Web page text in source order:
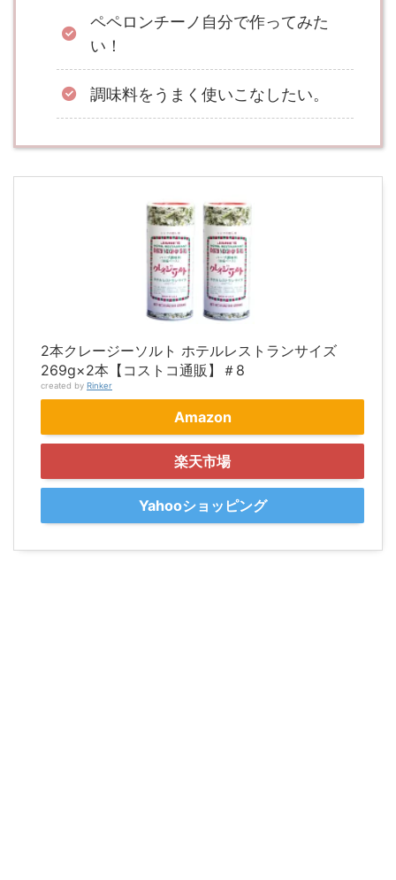
ペペロンチーノ自分で作ってみた
い！
調味料をうまく使いこなしたい。
2本クレージーソルト ホテルレストランサイズ
269g×2本【コストコ通販】＃8
created by Rinker
Amazon
楽天市場
Yahooショッピング